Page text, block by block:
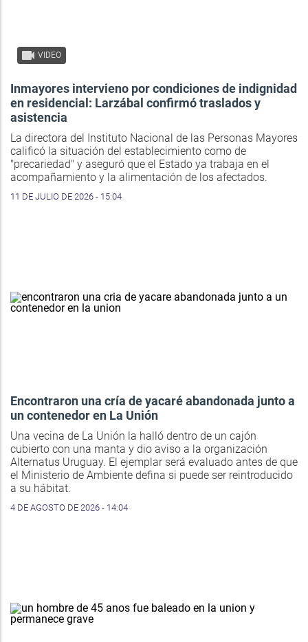
VIDEO
Inmayores intervieno por condiciones de indignidad
en residencial: Larzábal confirmó traslados y
asistencia
La directora del Instituto Nacional de las Personas Mayores
calificó la situación del establecimiento como de
"precariedad" y aseguró que el Estado ya trabaja en el
acompañamiento y la alimentación de los afectados.
11 DE JULIO DE 2026 - 15:04
Encontraron una cría de yacaré abandonada junto a
un contenedor en La Unión
Una vecina de La Unión la halló dentro de un cajón
cubierto con una manta y dio aviso a la organización
Alternatus Uruguay. El ejemplar será evaluado antes de que
el Ministerio de Ambiente defina si puede ser reintroducido
a su hábitat.
4 DE AGOSTO DE 2026 - 14:04